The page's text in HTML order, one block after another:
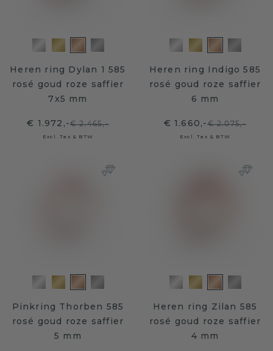
Heren ring Dylan 1 585
rosé goud roze saffier
7x5 mm
€ 1.972,-€ 2.465,-
Excl. Tax & BTW
Heren ring Indigo 585
rosé goud roze saffier
6 mm
€ 1.660,-€ 2.075,-
Excl. Tax & BTW
Pinkring Thorben 585
rosé goud roze saffier
5 mm
Heren ring Zilan 585
rosé goud roze saffier
4 mm